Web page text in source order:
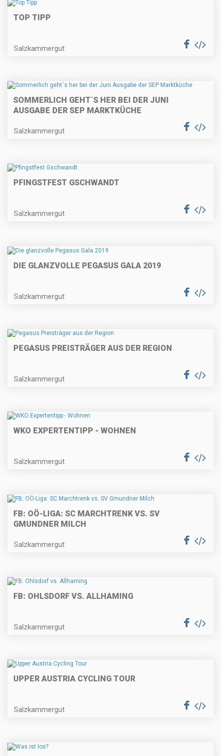
TOP TIPP
Salzkammergut
SOMMERLICH GEHT´S HER BEI DER JUNI
AUSGABE DER SEP MARKTKÜCHE
Salzkammergut
PFINGSTFEST GSCHWANDT
Salzkammergut
DIE GLANZVOLLE PEGASUS GALA 2019
Salzkammergut
PEGASUS PREISTRÄGER AUS DER REGION
Salzkammergut
WKO EXPERTENTIPP - WOHNEN
Salzkammergut
FB: OÖ-LIGA: SC MARCHTRENK VS. SV
GMUNDNER MILCH
Salzkammergut
FB: OHLSDORF VS. ALLHAMING
Salzkammergut
UPPER AUSTRIA CYCLING TOUR
Salzkammergut